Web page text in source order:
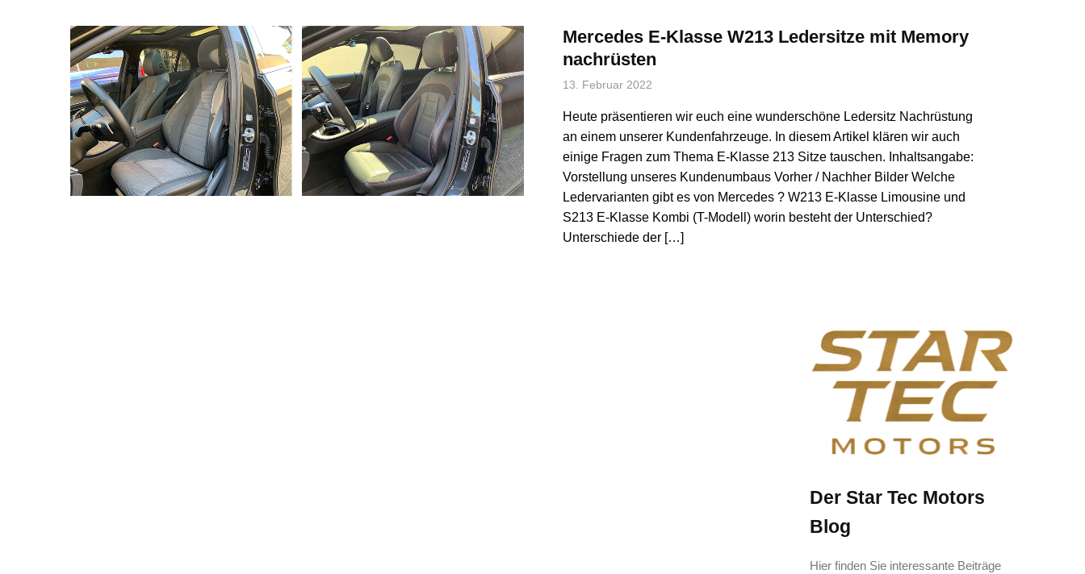
Mercedes E-Klasse W213 Ledersitze mit Memory
nachrüsten
13. Februar 2022
Heute präsentieren wir euch eine wunderschöne Ledersitz Nachrüstung
an einem unserer Kundenfahrzeuge. In diesem Artikel klären wir auch
einige Fragen zum Thema E-Klasse 213 Sitze tauschen. Inhaltsangabe:
Vorstellung unseres Kundenumbaus Vorher / Nachher Bilder Welche
Ledervarianten gibt es von Mercedes ? W213 E-Klasse Limousine und
S213 E-Klasse Kombi (T-Modell) worin besteht der Unterschied?
Unterschiede der […]
Der Star Tec Motors
Blog
Hier finden Sie interessante Beiträge